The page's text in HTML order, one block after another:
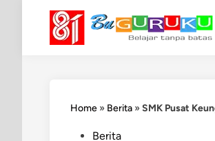
content
Home » Berita »SMK Pusat
PostedBerita